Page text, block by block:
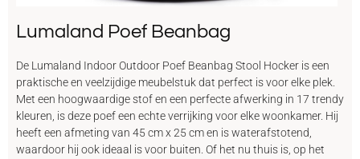
Lumaland Poef Beanbag
De Lumaland Indoor Outdoor Poef Beanbag Stool Hocker is een
praktische en veelzijdige meubelstuk dat perfect is voor elke plek.
Met een hoogwaardige stof en een perfecte afwerking in 17 trendy
kleuren, is deze poef een echte verrijking voor elke woonkamer. Hij
heeft een afmeting van 45 cm x 25 cm en is waterafstotend,
waardoor hij ook ideaal is voor buiten. Of het nu thuis is, op het